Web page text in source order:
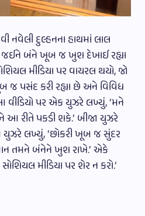
નવેલી દુલ્હનના હાથમાં લાલ
જઈને બંને ખૂબ જ ખુશ દેખાઈ રહ્યા
મીડિયા પર વાયરલ થયો, જો
જ પસંદ કરી રહ્યા છે અને વિવિધ
આ વીડિયો પર એક યુઝરે લખ્યું, ‘મને
રીતે પકડી શકે.’ બીજા યુઝરે
લખ્યું, ‘છોકરી ખૂબ જ સુંદર
તમને બંનેને ખુશ રાખે.’ એકે
મીડિયા પર શેર ન કરો.’